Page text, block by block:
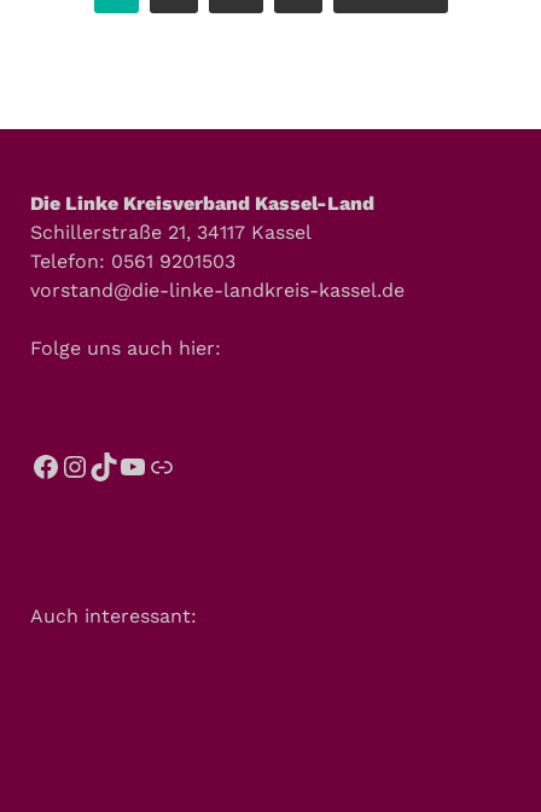
Die Linke Kreisverband Kassel-Land
Schillerstraße 21, 34117 Kassel
Telefon: 0561 9201503
vorstand@die-linke-landkreis-kassel.de
Folge uns auch hier:
Auch interessant: